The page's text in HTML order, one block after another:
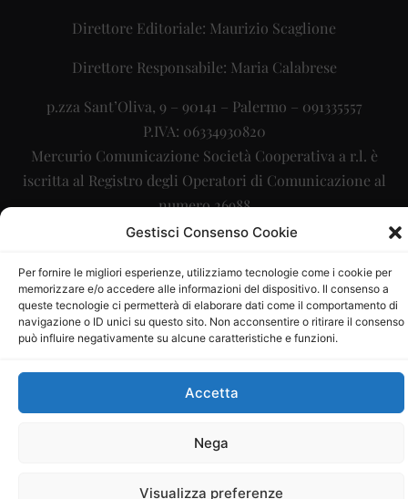
Gestisci Consenso Cookie
Per fornire le migliori esperienze, utilizziamo tecnologie come i cookie per
memorizzare e/o accedere alle informazioni del dispositivo. Il consenso a
queste tecnologie ci permetterà di elaborare dati come il comportamento di
navigazione o ID unici su questo sito. Non acconsentire o ritirare il consenso
può influire negativamente su alcune caratteristiche e funzioni.
Accetta
Nega
Visualizza preferenze
Direttore Editoriale: Maurizio Scaglione
Direttore Responsabile: Maria Calabrese
p.zza Sant’Oliva, 9 – 90141 – Palermo – 091335557
P.IVA: 06334930820
Mercurio Comunicazione Società Cooperativa a r.l. è
iscritta al Registro degli Operatori di Comunicazione al
numero 26988
Sito gestito da La Digitale srl – info@ladigitale.it